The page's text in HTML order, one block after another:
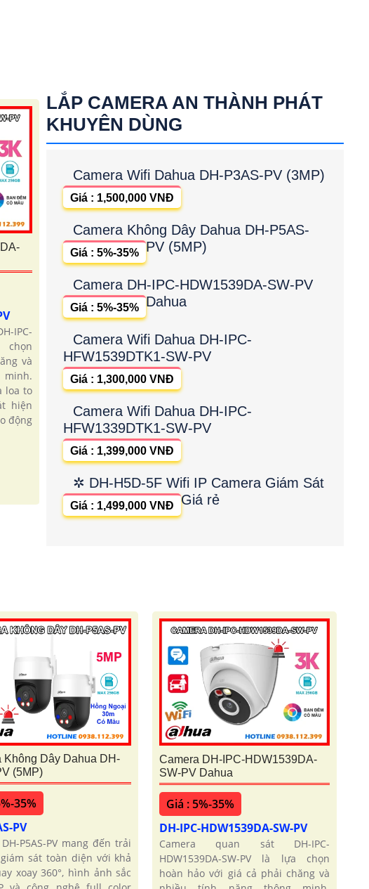
IPC-
chọn
và
loa to
hiện
động
LẮP CAMERA AN THÀNH PHÁT
KHUYÊN DÙNG
Camera Wifi Dahua DH-P3AS-PV (3MP)
Giá : 1,500,000 VNĐ
Camera Không Dây Dahua DH-P5AS-
PV (5MP)
Giá : 5%-35%
Camera DH-IPC-HDW1539DA-SW-PV
Dahua
Giá : 5%-35%
Camera Wifi Dahua DH-IPC-
HFW1539DTK1-SW-PV
Giá : 1,300,000 VNĐ
Camera Wifi Dahua DH-IPC-
HFW1339DTK1-SW-PV
Giá : 1,399,000 VNĐ
✲ DH-H5D-5F Wifi IP Camera Giám Sát
Giá rẻ
Giá : 1,499,000 VNĐ
Không Dây Dahua DH-
(5MP)
35%
PV
P5AS-PV mang đến trải
sát toàn diện với khả
xoay 360°, hình ảnh sắc
Camera DH-IPC-HDW1539DA-
SW-PV Dahua
Giá : 5%-35%
DH-IPC-HDW1539DA-SW-PV
Camera quan sát DH-IPC-
HDW1539DA-SW-PV là lựa chọn
hoàn hảo với giá cả phải chăng và